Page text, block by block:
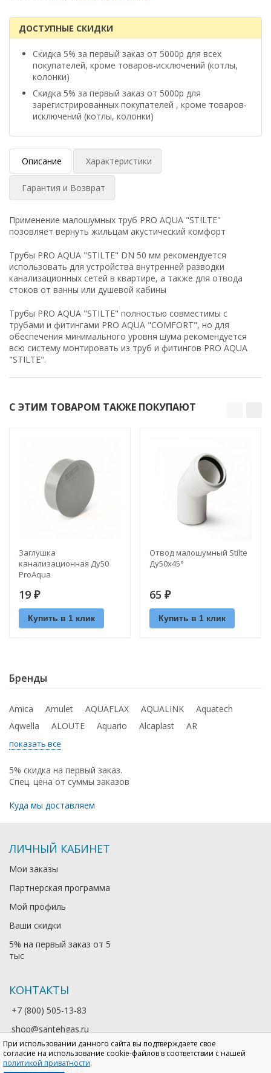
При использовании данного сайта вы подтверждаете свое
согласие на использование cookie-файлов в соответствии с нашей
политикой приватности.
ДОСТУПНЫЕ СКИДКИ
Скидка 5% за первый заказ от 5000р для всех
покупателей, кроме товаров-исключений (котлы,
колонки)
Скидка 5% за первый заказ от 5000р для
зарегистрированных покупателей , кроме товаров-
исключений (котлы, колонки)
Описание Характеристики
Гарантия и Возврат
Применение малошумных труб PRO AQUA "STILTE"
позовляет вернуть жильцам акустический комфорт
Трубы PRO AQUA "STILTE" DN 50 мм рекомендуется
использовать для устройства внутренней разводки
канализационных сетей в квартире, а также для отвода
стоков от ванны или душевой кабины
Трубы PRO AQUA "STILTE" полностью совместимы с
трубами и фитингами PRO AQUA "COMFORT", но для
обеспечения минимального уровня шума рекомендуется
всю систему монтировать из труб и фитингов PRO AQUA
"STILTE".
С ЭТИМ ТОВАРОМ ТАКЖЕ ПОКУПАЮТ
Заглушка
канализационная Ду50
ProAqua
19 ₽
Купить в 1 клик
Отвод малошумный Stilte
Ду50х45°
65 ₽
Купить в 1 клик
Бренды
Amica Amulet AQUAFLAX AQUALINK
Aquatech
Aqwella
ALOUTE Aquario Alcaplast AR
показать все
5% скидка на первый заказ.
Спец. цена от суммы заказов
Куда мы доставляем
ЛИЧНЫЙ КАБИНЕТ
Мои заказы
Партнерская программа
Мой профиль
Ваши скидки
5% на первый заказ от 5
тыс
КОНТАКТЫ
+7 (800) 505-13-83
shop@santehgas.ru
© 2026 СантехГаз